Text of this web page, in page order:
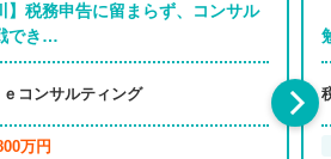
】税務申告に留まらず、コンサル
でき…
コンサルティング
万円